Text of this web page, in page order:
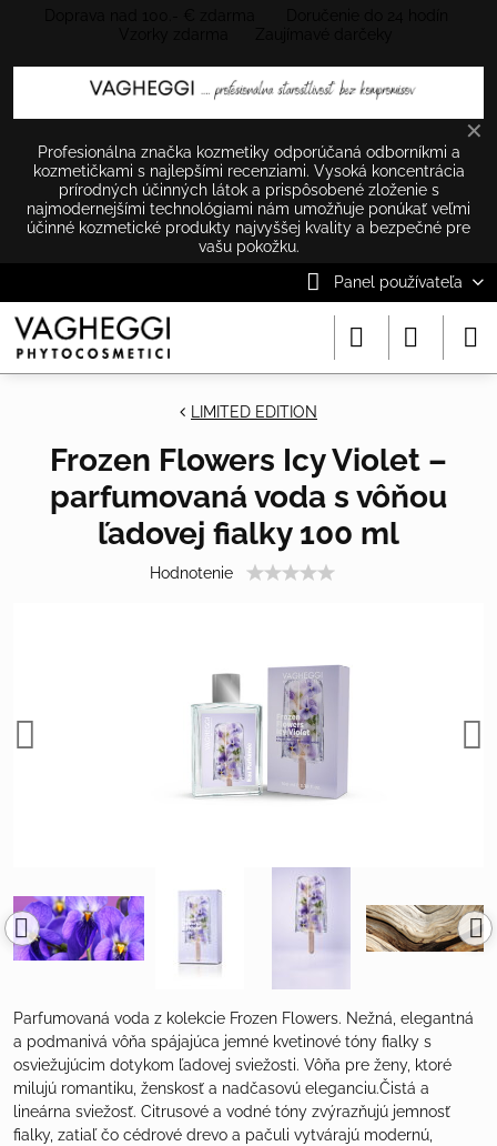
✕
Profesionálna značka kozmetiky odporúčaná odborníkmi a
kozmetičkami s najlepšími recenziami. Vysoká koncentrácia
prírodných účinných látok a prispôsobené zloženie s
najmodernejšími technológiami nám umožňuje ponúkať veľmi
účinné kozmetické produkty najvyššej kvality a bezpečné pre
vašu pokožku.
Panel používateľa
LIMITED EDITION
Frozen Flowers Icy Violet –
parfumovaná voda s vôňou
ľadovej fialky 100 ml
Hodnotenie
Parfumovaná voda z kolekcie Frozen Flowers. Nežná, elegantná
a podmanivá vôňa spájajúca jemné kvetinové tóny fialky s
osviežujúcim dotykom ľadovej sviežosti. Vôňa pre ženy, ktoré
milujú romantiku, ženskosť a nadčasovú eleganciu.Čistá a
lineárna sviežosť. Citrusové a vodné tóny zvýrazňujú jemnosť
fialky, zatiaľ čo cédrové drevo a pačuli vytvárajú modernú,